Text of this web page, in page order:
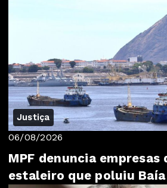
Justiça
06/08/2026
MPF denuncia empresas
estaleiro que poluiu Baía